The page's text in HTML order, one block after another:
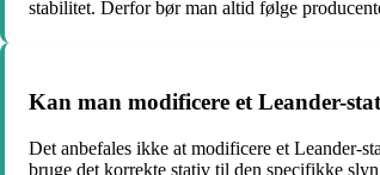
stabilitet. Derfor bør man altid følge
Kan man modificere et Leander-
Det anbefales ikke at modificere et Leander-
bruge det korrekte stativ til den specifikke